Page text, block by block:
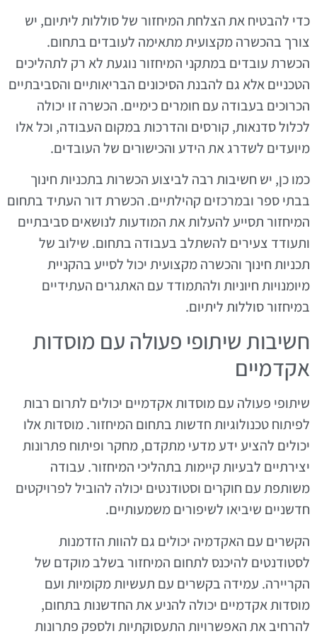
כדי להבטיח את הצלחת המיחזור של סוללות ליתיום, יש
צורך בהכשרה מקצועית מתאימה לעובדים בתחום.
הכשרת עובדים במתקני המיחזור נוגעת לא רק לתהליכים
הטכניים אלא גם להבנת הסיכונים הבריאותיים והסביבתיים
הכרוכים בעבודה עם חומרים כימיים. הכשרה זו יכולה
לכלול סדנאות, קורסים והדרכות במקום העבודה, וכל אלו
מיועדים לשדרג את הידע והכישורים של העובדים.
כמו כן, יש חשיבות רבה לביצוע הכשרות בתכניות חינוך
בבתי ספר ובמרכזים קהילתיים. הכשרת דור העתיד בתחום
המיחזור תסייע להעלות את המודעות לנושאים סביבתיים
ותעודד צעירים להשתלב בעבודה בתחום. שילוב של
תכניות חינוך והכשרה מקצועית יכול לסייע בהקניית
מיומנויות חיוניות ולהתמודד עם האתגרים העתידיים
במיחזור סוללות ליתיום.
חשיבות שיתופי פעולה עם מוסדות
אקדמיים
שיתופי פעולה עם מוסדות אקדמיים יכולים לתרום רבות
לפיתוח טכנולוגיות חדשות בתחום המיחזור. מוסדות אלו
יכולים להציע ידע מדעי מתקדם, מחקר ופיתוח פתרונות
יצירתיים לבעיות קיימות בתהליכי המיחזור. עבודה
משותפת עם חוקרים וסטודנטים יכולה להוביל לפרויקטים
חדשניים שיביאו לשיפורים משמעותיים.
הקשרים עם האקדמיה יכולים גם להוות הזדמנות
לסטודנטים להיכנס לתחום המיחזור בשלב מוקדם של
הקריירה. עמידה בקשרים עם תעשיות מקומיות ועם
מוסדות אקדמיים יכולה להניע את החדשנות בתחום,
להרחיב את האפשרויות התעסוקתיות ולספק פתרונות